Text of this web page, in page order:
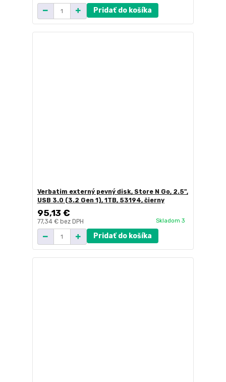
Pridať do košíka
Verbatim externý pevný disk, Store N Go, 2.5",
USB 3.0 (3.2 Gen 1), 1TB, 53194, čierny
95,13 €
77,34 € bez DPH Skladom 3
Pridať do košíka